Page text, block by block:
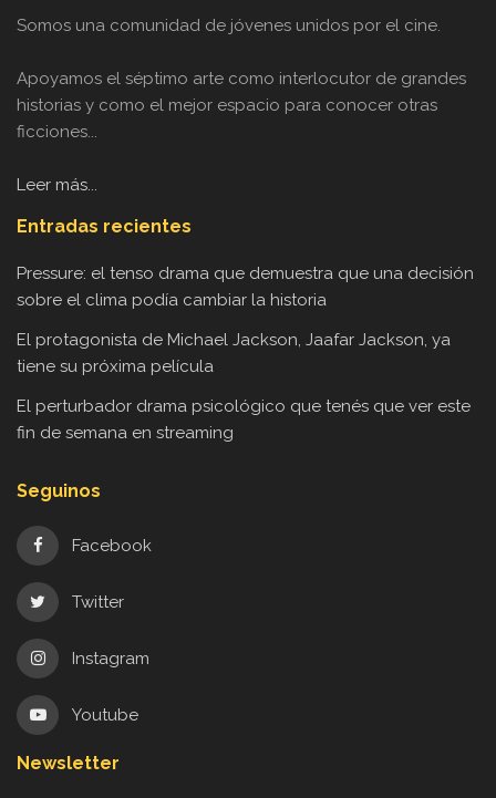
Somos una comunidad de jóvenes unidos por el cine.
Apoyamos el séptimo arte como interlocutor de grandes
historias y como el mejor espacio para conocer otras
ficciones...
Leer más...
Entradas recientes
Pressure: el tenso drama que demuestra que una decisión
sobre el clima podía cambiar la historia
El protagonista de Michael Jackson, Jaafar Jackson, ya
tiene su próxima película
El perturbador drama psicológico que tenés que ver este
fin de semana en streaming
Seguinos
Facebook
Twitter
Instagram
Youtube
Newsletter